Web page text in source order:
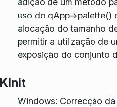
adição de um método
uso do qApp->palette()
alocação do tamanho
permitir a utilização de
exposição do conjunto
KInit
Windows: Correcção